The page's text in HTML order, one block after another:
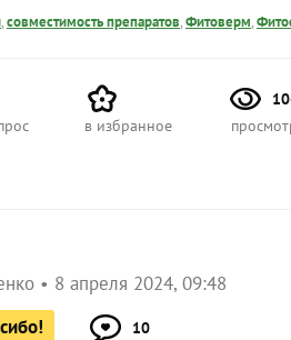
,совместимость препаратов,Фитоверм,
в избранное
8 апреля 2024, 09:48
10